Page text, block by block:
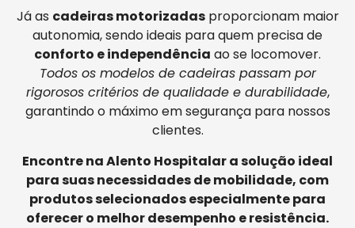
Já as cadeiras motorizadasproporcionam maior
autonomia, sendo ideais para quem precisa de
conforto e independência ao se locomover.
Todos os modelos de cadeiras passam por
rigorosos critérios de qualidade e durabilidade,
garantindo o máximo em segurança para nossos
clientes.
Encontre na Alento Hospitalar a solução ideal
para suas necessidades de mobilidade, com
produtos selecionados especialmente para
oferecer o melhor desempenho e resistência.